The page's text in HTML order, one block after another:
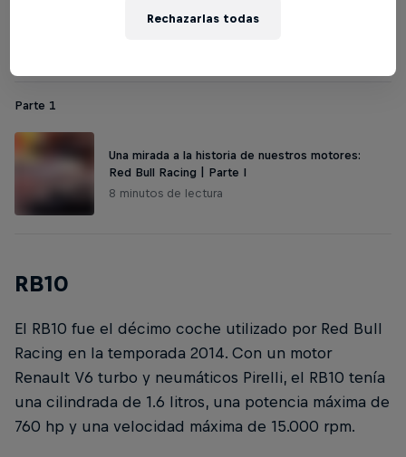
Parte 1
Una mirada a la historia de nuestros motores:
Red Bull Racing | Parte I
8 minutos de lectura
RB10
El RB10 fue el décimo coche utilizado por Red Bull
Racing en la temporada 2014. Con un motor
Renault V6 turbo y neumáticos Pirelli, el RB10 tenía
una cilindrada de 1.6 litros, una potencia máxima de
760 hp y una velocidad máxima de 15.000 rpm.
Rechazarlas todas